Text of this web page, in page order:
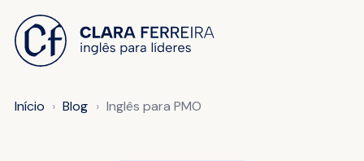
Início Blog Inglês para PMO